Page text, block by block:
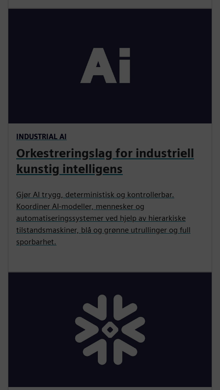
INDUSTRIAL AI
Orkestreringslag for industriell
kunstig intelligens
Gjør AI trygg, deterministisk og kontrollerbar.
Koordiner AI-modeller, mennesker og
automatiseringssystemer ved hjelp av hierarkiske
tilstandsmaskiner, blå og grønne utrullinger og full
sporbarhet.